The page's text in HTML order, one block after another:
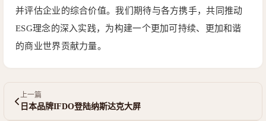
并评估企业的综合价值。我们期待与各方携手，共同推动
ESG理念的深入实践，为构建一个更加可持续、更加和谐
的商业世界贡献力量。
上一篇
日本品牌IFDO登陆纳斯达克大屏